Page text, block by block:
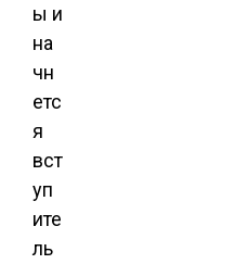
ы и
на
чн
етс
я
вст
уп
ите
ль